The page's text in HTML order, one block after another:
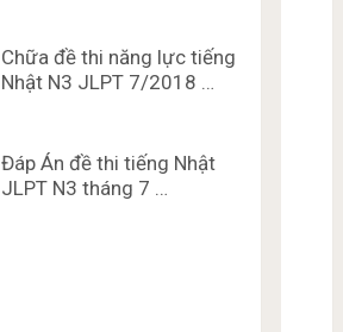
Chữa đề thi năng lực tiếng
Nhật N3 JLPT 7/2018 …
Đáp Án đề thi tiếng Nhật
JLPT N3 tháng 7 …